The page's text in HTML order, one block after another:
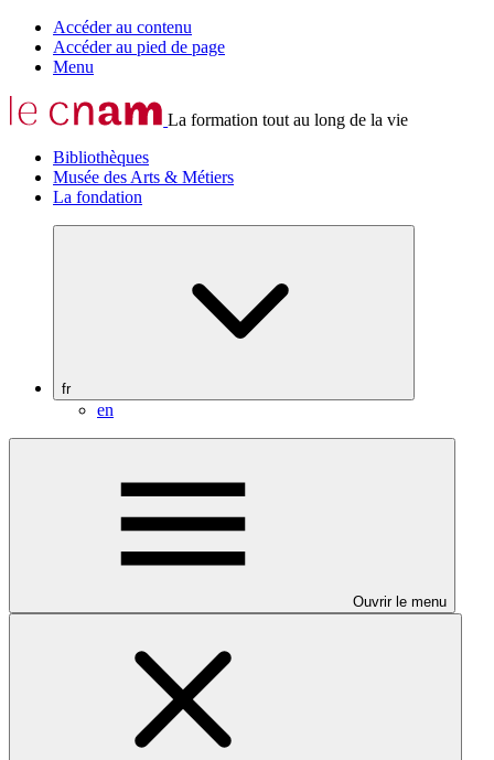
Accéder au contenu
Accéder au pied de page
Menu
La formation tout au long de la vie
Bibliothèques
Musée des Arts & Métiers
La fondation
fr
en
Ouvrir le menu